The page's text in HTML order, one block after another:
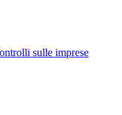
sulle imprese